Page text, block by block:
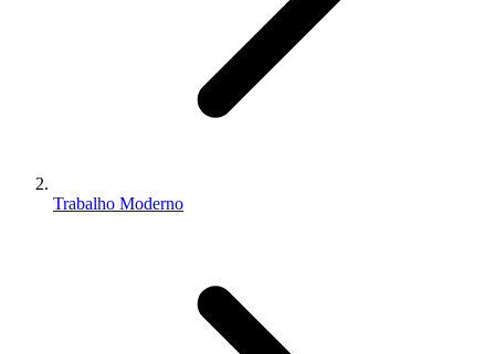
Trabalho Moderno